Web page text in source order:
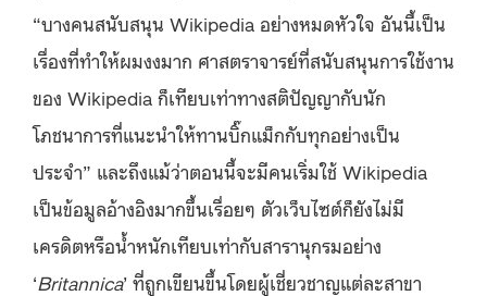
“บางคนสนับสนุน Wikipedia อย่างหมดหัวใจ อันนี้เป็น
เรื่องที่ทำให้ผมงงมาก ศาสตราจารย์ที่สนับสนุนการใช้งาน
ของ Wikipedia ก็เทียบเท่าทางสติปัญญากับนัก
โภชนาการที่แนะนำให้ทานบิ๊กแม็กกับทุกอย่างเป็น
ประจำ” และถึงแม้ว่าตอนนี้จะมีคนเริ่มใช้ Wikipedia
เป็นข้อมูลอ้างอิงมากขึ้นเรื่อยๆ ตัวเว็บไซต์ก็ยังไม่มี
เครดิตหรือน้ำหนักเทียบเท่ากับสารานุกรมอย่าง
‘Britannica’ ที่ถูกเขียนขึ้นโดยผู้เชี่ยวชาญแต่ละสาขา